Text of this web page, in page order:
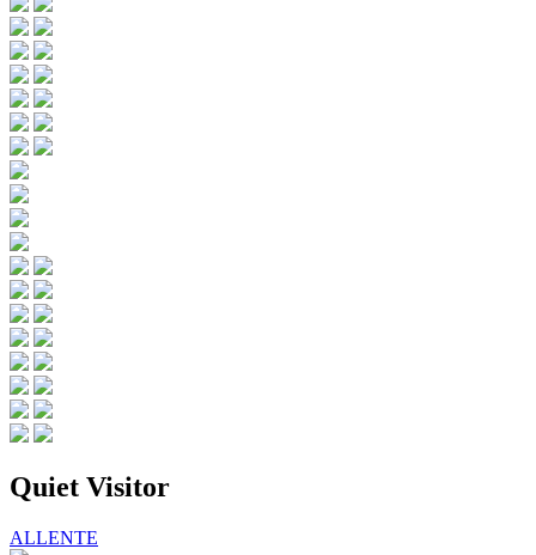
Quiet Visitor
ALLENTE